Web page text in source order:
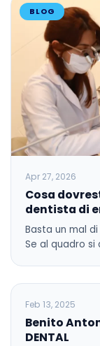
BLOG
Apr 27, 2026
Cosa
dentista di
Basta un mal
Se al quadro
BLOG
Feb 13, 2025
Benito
DENTAL